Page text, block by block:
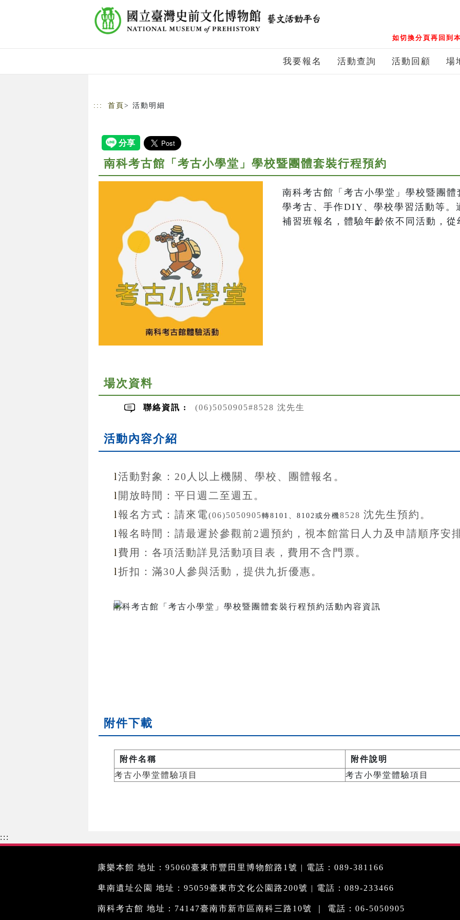
如切換分頁再回到
我要報名 活動查詢 活動回顧 場
::: 首頁 > 活動明細
南科考古館「考古小學堂」學校暨團體套裝行程預約
南科考古館「考古小學堂」學校暨團
學考古、手作DIY、學校學習活動等。
補習班報名，體驗年齡依不同活動，
場次資料
聯絡資訊 : (06)5050905#8528 沈先生
活動內容介紹
l活動對象：20 人以上機關、學校、團體報名。
l 開放時間： 平日週二至週五。
l報名方式： 請來電(06)5050905轉8101、8102或分機8528 沈先生預約。
l報名 時間： 請最遲於參觀前2週預約，視本館當日人力及申請順序安
l 費用：各項活動詳見活動項目表，費用不含 門票。
l折扣 ：滿30 人參與活動，提供九折優惠 。
附件下載
附件名稱
附件說明
考古小學堂體驗項目
考古小學堂體驗項目
:::
康樂本館 地址：95060臺東市豐田里博物館路1號 | 電話：089-381166
卑南遺址公園 地址：95059臺東市文化公園路200號 | 電話：089-233466
南科考古館 地址：74147臺南市新市區南科三路10號 ｜ 電話：06-5050905